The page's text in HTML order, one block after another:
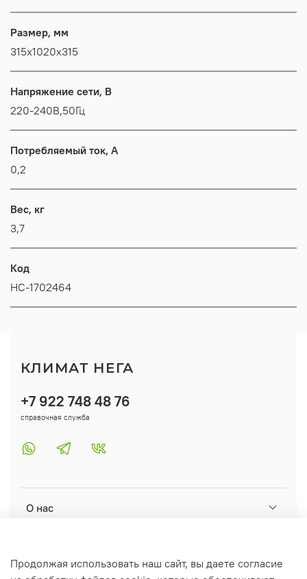
Размер, мм
315x1020x315
Напряжение сети, В
220-240В,50Гц
Потребляемый ток, А
0,2
Вес, кг
3,7
Код
НС-1702464
О нас
+7 922 748 48 76
справочная служба
КЛИМАТ НЕГА
Продолжая использовать наш сайт, вы даете согласие